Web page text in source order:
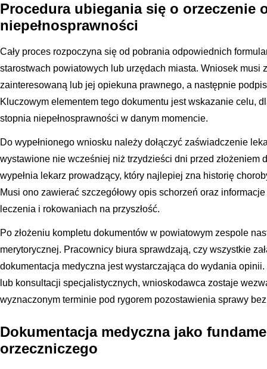
Procedura ubiegania się o orzeczenie
niepełnosprawności
Cały proces rozpoczyna się od pobrania odpowiednich
starostwach powiatowych lub urzędach miasta. Wniosek musi
zainteresowaną lub jej opiekuna prawnego, a następnie
Kluczowym elementem tego dokumentu jest wskazanie celu,
stopnia niepełnosprawności w danym momencie.
Do wypełnionego wniosku należy dołączyć zaświadczenie
wystawione nie wcześniej niż trzydzieści dni przed złożeniem
wypełnia lekarz prowadzący, który najlepiej zna historię
Musi ono zawierać szczegółowy opis schorzeń oraz
leczenia i rokowaniach na przyszłość.
Po złożeniu kompletu dokumentów w powiatowym zespole
merytorycznej. Pracownicy biura sprawdzają, czy wszystkie
dokumentacja medyczna jest wystarczająca do wydania
lub konsultacji specjalistycznych, wnioskodawca zostaje
wyznaczonym terminie pod rygorem pozostawienia sprawy
Dokumentacja medyczna jako
orzeczniczego